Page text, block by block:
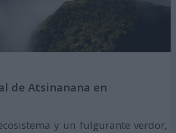
de Atsinanana en
y un fulgurante verdor,